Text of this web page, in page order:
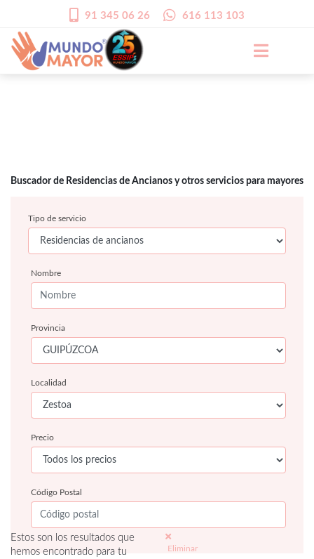
91 345 06 26 616 113 103
Buscador de Residencias de Ancianos y otros servicios para mayores
Tipo de servicio
Nombre
Provincia
Localidad
Precio
Código Postal
Estos son los resultados que
hemos encontrado para tu
Eliminar